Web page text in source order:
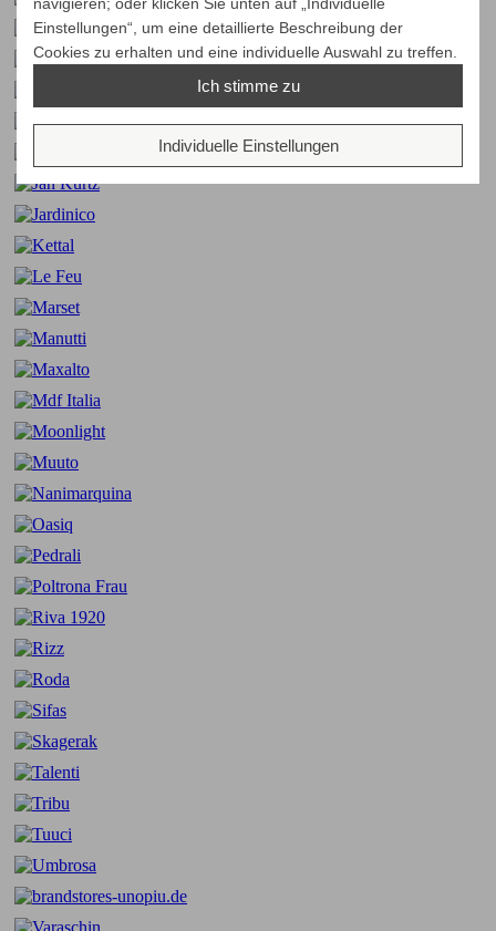
Einstellungen“, um eine detaillierte Beschreibung der
Cookies zu erhalten und eine individuelle Auswahl zu treffen.
Ich stimme zu
Individuelle Einstellungen